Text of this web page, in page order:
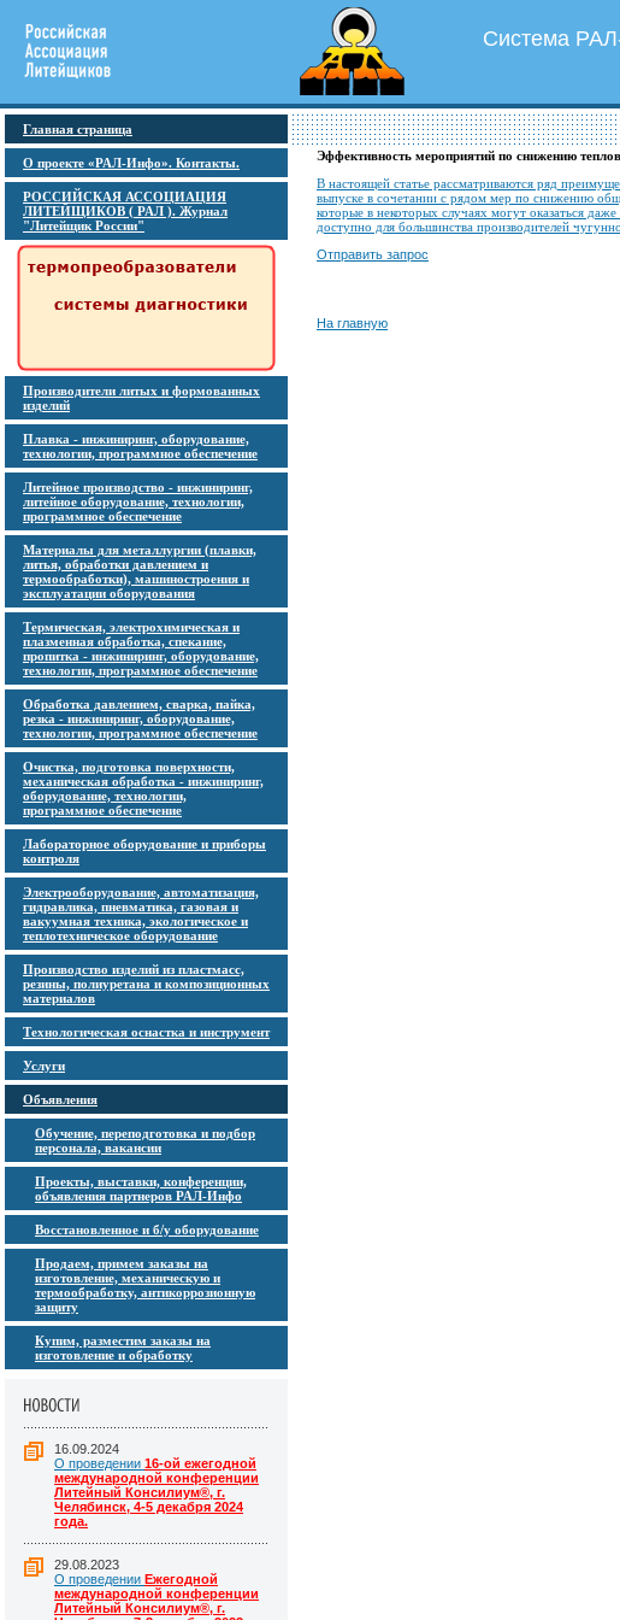
Система
Главная страница
О проекте «РАЛ-Инфо». Контакты.
РОССИЙСКАЯ АССОЦИАЦИЯ
ЛИТЕЙЩИКОВ ( РАЛ ). Журнал
"Литейщик России"
Производители литых и формованных
изделий
Плавка - инжиниринг, оборудование,
технологии, программное обеспечение
Литейное производство - инжиниринг,
литейное оборудование, технологии,
программное обеспечение
Материалы для металлургии (плавки,
литья, обработки давлением и
термообработки), машиностроения и
эксплуатации оборудования
Термическая, электрохимическая и
плазменная обработка, спекание,
пропитка - инжиниринг, оборудование,
технологии, программное обеспечение
Обработка давлением, сварка, пайка,
резка - инжиниринг, оборудование,
технологии, программное обеспечение
Очистка, подготовка поверхности,
механическая обработка - инжиниринг,
оборудование, технологии,
программное обеспечение
Лабораторное оборудование и приборы
контроля
Электрооборудование, автоматизация,
гидравлика, пневматика, газовая и
вакуумная техника, экологическое и
теплотехническое оборудование
Производство изделий из пластмасс,
резины, полиуретана и композиционных
материалов
Технологическая оснастка и инструмент
Услуги
Объявления
Обучение, переподготовка и подбор
персонала, вакансии
Проекты, выставки, конференции,
объявления партнеров РАЛ-Инфо
Восстановленное и б/у оборудование
Продаем, примем заказы на
изготовление, механическую и
термообработку, антикоррозионную
защиту
Купим, разместим заказы на
изготовление и обработку
16.09.2024
О проведении 16-ой ежегодной
международной конференции
Литейный Консилиум®, г.
Челябинск, 4-5 декабря 2024
года.
29.08.2023
О проведении Ежегодной
международной конференции
Литейный Консилиум®, г.
Эффективность мероприятий по снижению
В настоящей статье рассматриваются ряд
выпуске в сочетании с рядом мер по снижению
которые в некоторых случаях могут оказаться
доступно для большинства производителей
Отправить запрос
На главную